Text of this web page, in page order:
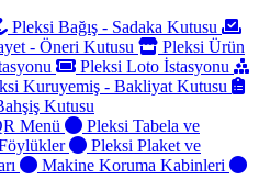
Pleksi Bağış - Sadaka Kutusu
- Öneri Kutusu
Pleksi Ürün
Pleksi Loto İstasyonu
Kuruyemiş - Bakliyat Kutusu
Kutusu
Menü
Pleksi Tabela ve
Pleksi Plaket ve
Makine Koruma Kabinleri